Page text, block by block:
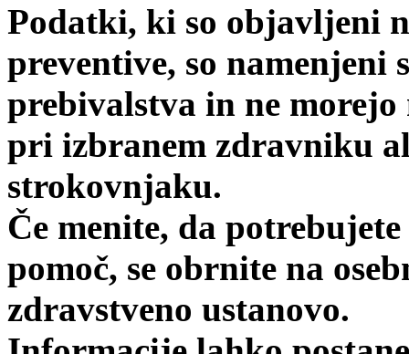
Podatki, ki so objavljeni
preventive, so
prebivalstva in ne morejo
pri izbranem zdravniku
strokovnjaku.
Če menite, da
pomoč, se obrnite na
zdravstveno ustanovo.